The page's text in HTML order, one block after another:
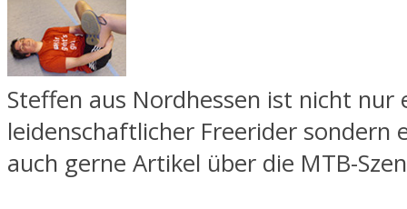
Steffen aus Nordhessen ist nicht nur
leidenschaftlicher Freerider sondern
auch gerne Artikel über die MTB-